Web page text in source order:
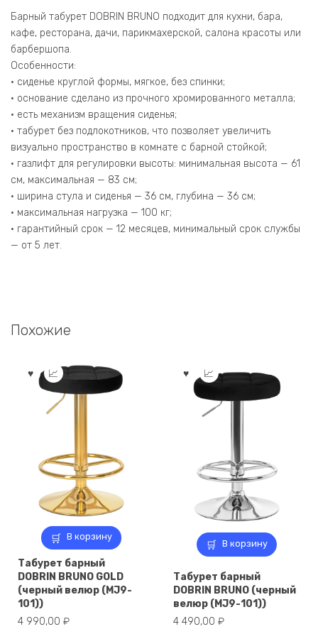
Барный табурет DOBRIN BRUNO подходит для кухни, бара,
кафе, ресторана, дачи, парикмахерской, салона красоты или
барбершопа.
Особенности:
• сиденье круглой формы, мягкое, без спинки;
• основание сделано из прочного хромированного металла;
• есть механизм вращения сиденья;
• табурет без подлокотников, что позволяет увеличить
визуально пространство в комнате с барной стойкой;
• газлифт для регулировки высоты: минимальная высота — 61
см, максимальная — 83 см;
• ширина стула и сиденья — 36 см, глубина — 36 см;
• максимальная нагрузка — 100 кг;
• гарантийный срок — 12 месяцев, минимальный срок службы
— от 5 лет.
Похожие
В корзину
Табурет барный
DOBRIN BRUNO GOLD
(черный велюр (MJ9-
101))
4 990,00 ₽
В корзину
Табурет барный
DOBRIN BRUNO (черный
велюр (MJ9-101))
4 490,00 ₽